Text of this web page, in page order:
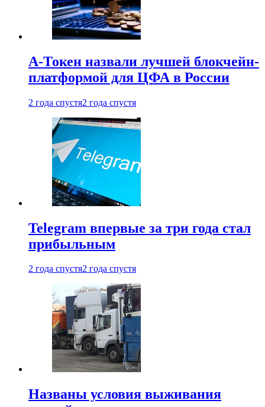
А-Токен назвали лучшей блокчейн-
платформой для ЦФА в России
2 года спустя2 года спустя
Telegram впервые за три года стал
прибыльным
2 года спустя2 года спустя
Названы условия выживания